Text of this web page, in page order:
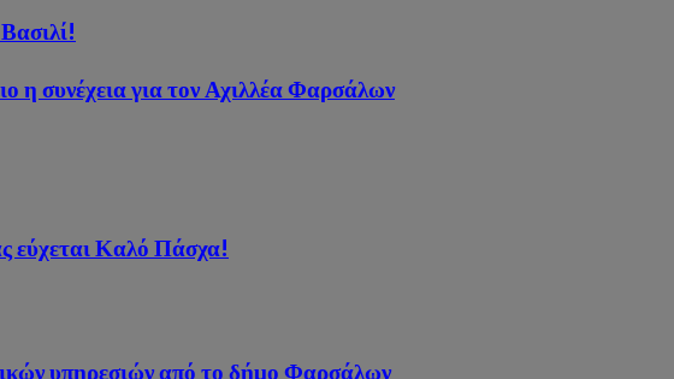
η συνέχεια για τον Αχιλλέα Φαρσάλων
Καλό Πάσχα!
υπηρεσιών από το δήμο Φαρσάλων